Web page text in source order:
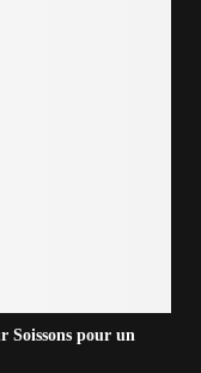
Soissons pour un